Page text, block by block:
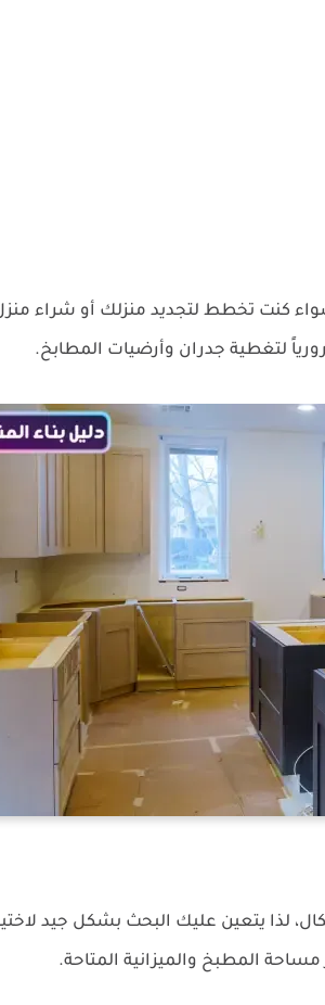
كنت تخطط لتجديد منزلك أو شراء
لتغطية جدران وأرضيات المطابخ.
لذا يتعين عليك البحث بشكل جيد
المطبخ والميزانية المتاحة.